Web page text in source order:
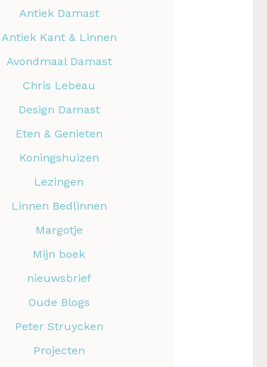
Antiek Damast
Antiek Kant & Linnen
Avondmaal Damast
Chris Lebeau
Design Damast
Eten & Genieten
Koningshuizen
Lezingen
Linnen Bedlinnen
Margotje
Mijn boek
nieuwsbrief
Oude Blogs
Peter Struycken
Projecten